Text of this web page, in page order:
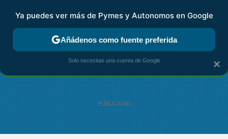
FISCALIDAD Y CONTABILIDAD KIT DIGITAL RENTA
×
Ya puedes ver más de Pymes y Autonomos en Google
Añádenos como fuente preferida
Solo necesitas una cuenta de Google